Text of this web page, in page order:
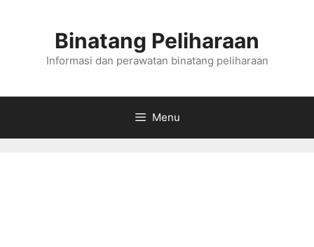
Binatang Peliharaan
Informasi dan perawatan binatang peliharaan
Menu